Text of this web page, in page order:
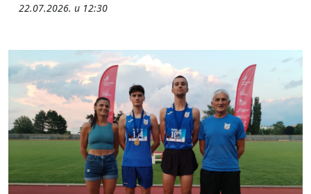
22.07.2026. u 12:30